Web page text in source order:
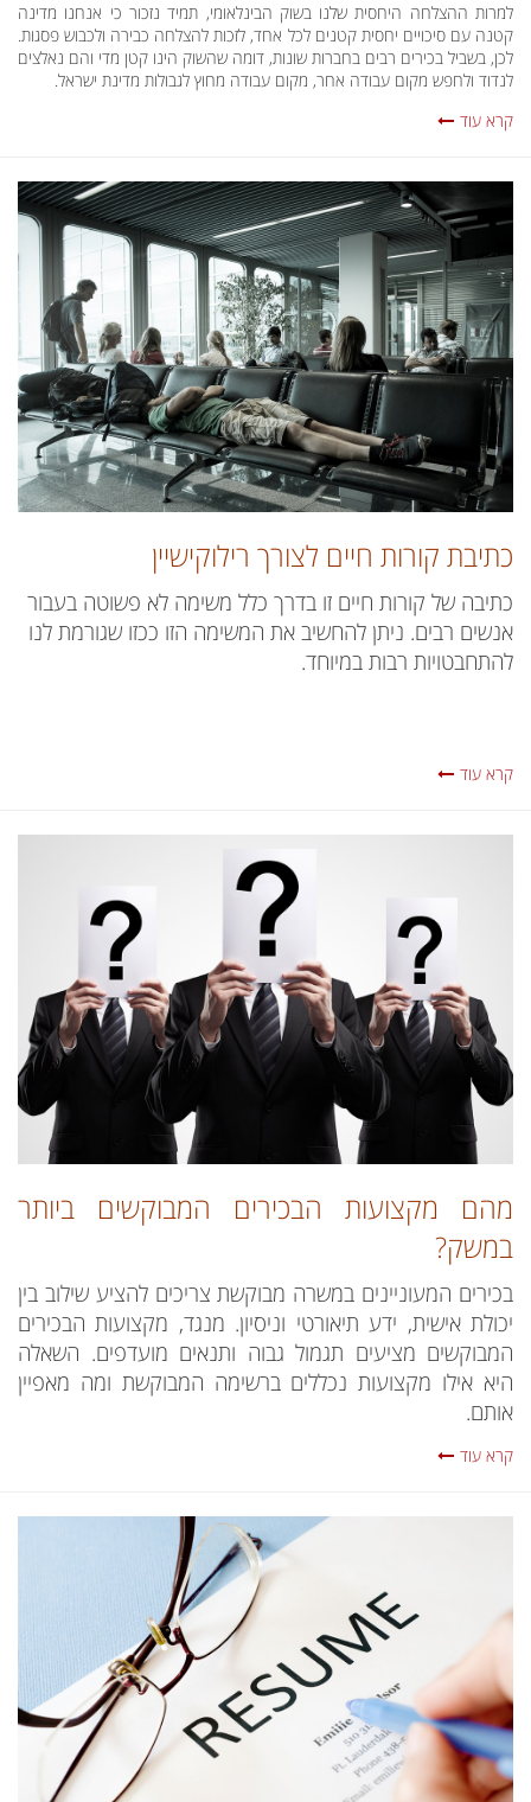
למרות ההצלחה היחסית שלנו בשוק הבינלאומי, תמיד נזכור כי אנחנו מדינה
קטנה עם סיכויים יחסית קטנים לכל אחד, לזכות להצלחה כבירה ולכבוש פסגות.
לכן, בשביל בכירים רבים בחברות שונות, דומה שהשוק הינו קטן מדי והם נאלצים
לנדוד ולחפש מקום עבודה אחר, מקום עבודה מחוץ לגבולות מדינת ישראל.
קרא עוד
כתיבת קורות חיים לצורך רילוקישיין
כתיבה של קורות חיים זו בדרך כלל משימה לא פשוטה בעבור
אנשים רבים. ניתן להחשיב את המשימה הזו ככזו שגורמת לנו
להתחבטויות רבות במיוחד.
קרא עוד
מהם מקצועות הבכירים המבוקשים ביותר
במשק?
בכירים המעוניינים במשרה מבוקשת צריכים להציע שילוב בין
יכולת אישית, ידע תיאורטי וניסיון. מנגד, מקצועות הבכירים
המבוקשים מציעים תגמול גבוה ותנאים מועדפים. השאלה
היא אילו מקצועות נכללים ברשימה המבוקשת ומה מאפיין
אותם.
קרא עוד